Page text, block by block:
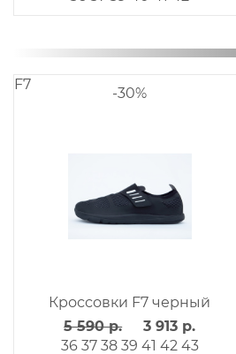
F7
-30%
Кроссовки F7 черный
5 590 р.
3 913 р.
36 37 38 39 41 42 43